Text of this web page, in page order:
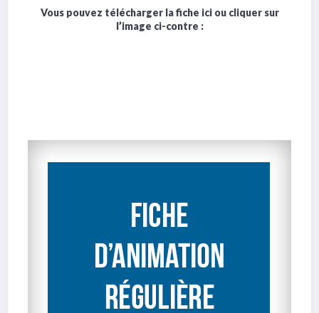
Vous pouvez télécharger la fiche ici ou cliquer sur
l’image ci-contre :